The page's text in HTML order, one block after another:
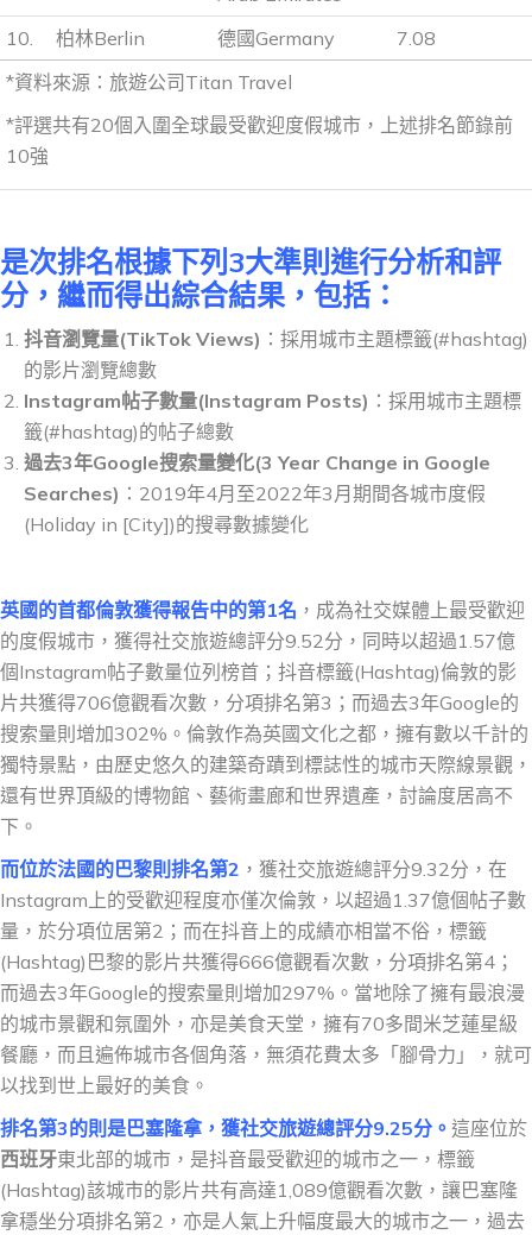
10. 柏林Berlin 德國Germany
7.08
*資料來源：旅遊公司Titan Travel
*評選共有20個入圍全球最受歡迎度假城市，上述排名節錄前
10強
是次排名根據下列3大準則進行分析和評
分，繼而得出綜合結果，包括：
抖音瀏覽量(TikTok Views) ：採用城市主題標籤(#hashtag)
的影片瀏覽總數
Instagram帖子數量(Instagram Posts) ：採用城市主題標
籤(#hashtag)的帖子總數
過去3年Google搜索量變化(3 Year Change in Google
Searches) ：2019年4月至2022年3月期間各城市度假
(Holiday in [City])的搜尋數據變化
英國的首都倫敦獲得報告中的第1名 ，成為社交媒體上最受歡迎
的度假城市，獲得社交旅遊總評分9.52分，同時以超過1.57億
個Instagram帖子數量位列榜首；抖音標籤(Hashtag)倫敦的影
片共獲得706億觀看次數，分項排名第3；而過去3年Google的
搜索量則增加302%。倫敦作為英國文化之都，擁有數以千計的
獨特景點，由歷史悠久的建築奇蹟到標誌性的城市天際線景觀，
還有世界頂級的博物館、藝術畫廊和世界遺產，討論度居高不
下。
而位於法國的巴黎則排名第2 ，獲社交旅遊總評分9.32分，在
Instagram上的受歡迎程度亦僅次倫敦，以超過1.37億個帖子數
量，於分項位居第2；而在抖音上的成績亦相當不俗，標籤
(Hashtag)巴黎的影片共獲得666億觀看次數，分項排名第4；
而過去3年Google的搜索量則增加297%。當地除了擁有最浪漫
的城市景觀和氛圍外，亦是美食天堂，擁有70多間米芝蓮星級
餐廳，而且遍佈城市各個角落，無須花費太多「腳骨力」，就可
以找到世上最好的美食。
排名第3的則是巴塞隆拿，獲社交旅遊總評分9.25分。 這座位於
西班牙東北部的城市，是抖音最受歡迎的城市之一，標籤
(Hashtag)該城市的影片共有高達1,089億觀看次數，讓巴塞隆
拿穩坐分項排名第2，亦是人氣上升幅度最大的城市之一，過去